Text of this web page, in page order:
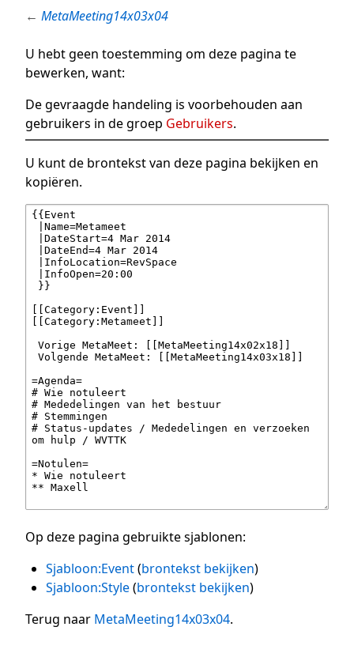
← MetaMeeting14x03x04
U hebt geen toestemming om deze pagina te
bewerken, want:
De gevraagde handeling is voorbehouden aan
gebruikers in de groep Gebruikers.
U kunt de brontekst van deze pagina bekijken en
kopiëren.
Op deze pagina gebruikte sjablonen:
Sjabloon:Event(brontekst bekijken)
Sjabloon:Style(brontekst bekijken)
Terug naar MetaMeeting14x03x04.